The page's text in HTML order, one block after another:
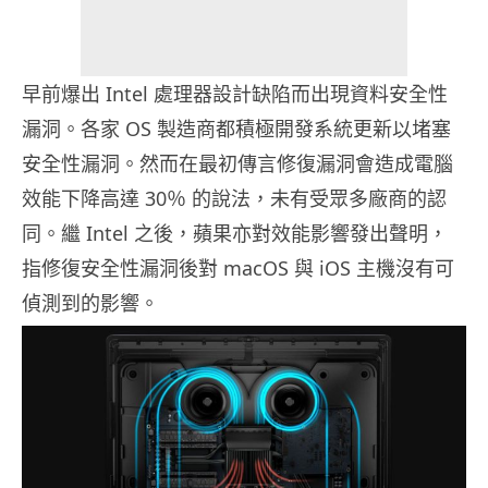
早前爆出 Intel 處理器設計缺陷而出現資料安全性
漏洞。各家 OS 製造商都積極開發系統更新以堵塞
安全性漏洞。然而在最初傳言修復漏洞會造成電腦
效能下降高達 30％ 的說法，未有受眾多廠商的認
同。繼 Intel 之後，蘋果亦對效能影響發出聲明，
指修復安全性漏洞後對 macOS 與 iOS 主機沒有可
偵測到的影響。